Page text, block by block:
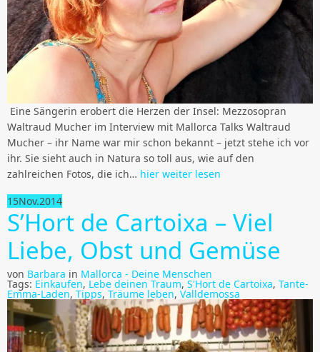
Eine Sängerin erobert die Herzen der Insel: Mezzosopran
Waltraud Mucher im Interview mit Mallorca Talks Waltraud
Mucher – ihr Name war mir schon bekannt – jetzt stehe ich vor
ihr. Sie sieht auch in Natura so toll aus, wie auf den
zahlreichen Fotos, die ich… hier weiter lesen
15Nov.2014
S’Hort de Cartoixa – Viel
Liebe, Obst und Gemüse
von Barbara in Mallorca - Deine Menschen
Tags: Einkaufen, Lebe deinen Traum, S'Hort de Cartoixa, Tante-
Emma-Laden, Tipps, Träume leben, Valldemossa